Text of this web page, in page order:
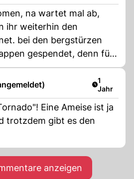
na wartet mal ab,
ihr weiterhin den
bei den bergstürzen
gespendet, denn für
nichts.
Artikel
1
Jahr
Eine Ameise ist ja
trotzdem gibt es den
anzeigen